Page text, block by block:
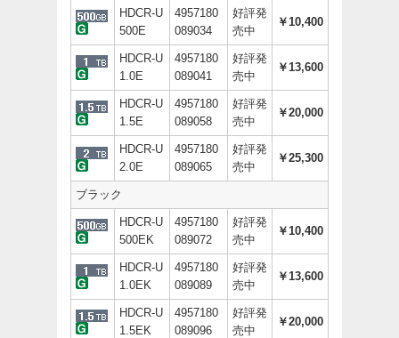
HDCR-U
500E
4957180
089034
好評発
売中
￥10,400
HDCR-U
1.0E
4957180
089041
好評発
売中
￥13,600
HDCR-U
1.5E
4957180
089058
好評発
売中
￥20,000
HDCR-U
2.0E
4957180
089065
好評発
売中
￥25,300
ブラック
HDCR-U
500EK
4957180
089072
好評発
売中
￥10,400
HDCR-U
1.0EK
4957180
089089
好評発
売中
￥13,600
HDCR-U
1.5EK
4957180
089096
好評発
売中
￥20,000